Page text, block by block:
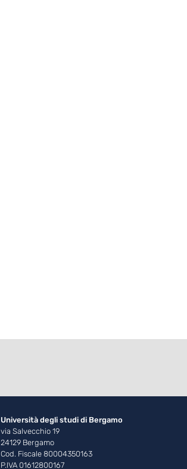
Università degli studi di Bergamo
via Salvecchio 19
24129 Bergamo
Cod. Fiscale 80004350163
P.IVA 01612800167